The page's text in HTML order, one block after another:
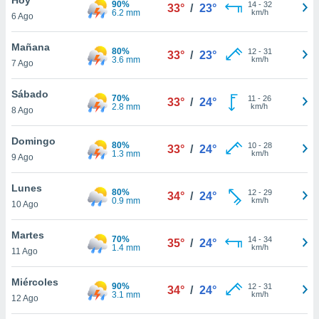
y
en
más
de
6 Ago
90%
6.2 mm
33° / 23° 14- 32
km/h
Mañana
7 Ago
80%
3.6 mm
33° / 23° 12- 31
km/h
Sábado
8 Ago
70%
2.8 mm
33° / 24° 11 - 26
km/h
Domingo
9 Ago
80%
1.3 mm
33° / 24° 10- 28
km/h
Lunes
10 Ago
80%
0.9 mm
34° / 24° 12- 29
km/h
Martes
11 Ago
70%
1.4 mm
35° / 24° 14- 34
km/h
Miércoles
12 Ago
90%
3.1 mm
34° / 24° 12- 31
km/h